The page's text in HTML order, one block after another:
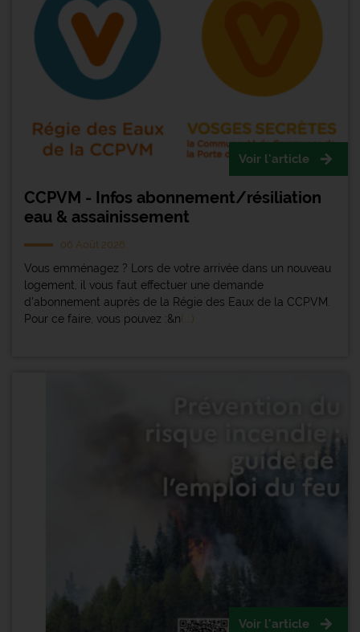
Voir l'article
CCPVM - Infos abonnement/résiliation
eau & assainissement
06 Août 2026
Vous emménagez ? Lors de votre arrivée dans un nouveau
logement, il vous faut effectuer une demande
d'abonnement auprès de la Régie des Eaux de la CCPVM.
Pour ce faire, vous pouvez :&n(...)
Voir l'article